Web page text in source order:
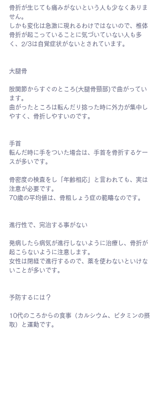
骨折が生じても痛みがないという人も少なくありま
せん。
しかも変化は急激に現れるわけではないので、椎体
骨折が起こっていることに気づいていない人も多
く、2/3は自覚症状がないとされています。
大腿骨
股関節からすぐのところ(大腿骨頸部)で曲がってい
ます。
曲がったところは転んだり捻った時に外力が集中し
やすく、骨折しやすいのです。
手首
転んだ時に手をついた場合は、手首を骨折するケー
スが多いです。
骨密度の検査をし「年齢相応」と言われても、実は
注意が必要です。
70歳の平均値は、骨粗しょう症の範疇なのです。
進行性で、完治する事がない
発病したら病気が進行しないように治療し、骨折が
起こらないように注意します。
女性は閉経で進行するので、薬を使わないといけな
いことが多いです。
予防するには？
10代のころからの食事（カルシウム、ビタミンの摂
取）と運動です。